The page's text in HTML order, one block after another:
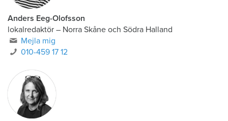
Anders Eeg-Olofsson
lokalredaktör – Norra Skåne och Södra Halland
Mejla mig
010-459 17 12